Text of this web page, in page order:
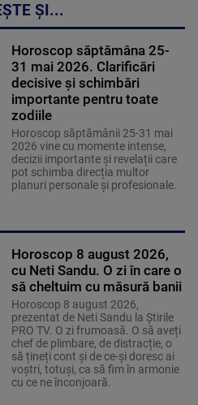
ȘI...
Horoscop săptămâna 25-
31 mai 2026. Clarificări
decisive și schimbări
importante pentru toate
zodiile
Horoscop săptămânii 25-31 mai
2026 vine cu momente intense,
decizii importante și revelații care
pot schimba direcția multor
planuri personale și profesionale.
Horoscop 8 august 2026,
cu Neti Sandu. O zi în care o
să cheltuim cu măsură banii
Horoscop 8 august 2026,
prezentat de Neti Sandu la Știrile
PRO TV. O zi frumoasă. O să aveți
chef de plimbare, de distracție, o
să țineți cont și de ce-și doresc ai
voștri, totuși, ca să fim în armonie
cu ce ne înconjoară.